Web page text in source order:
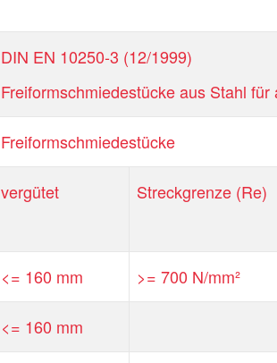
DIN EN 10250-3 (12/1999)
Freiformschmiedestücke aus Stahl
Freiformschmiedestücke
vergütet Streckgrenze (Re)
<= 160 mm >= 700 N/mm²
<= 160 mm